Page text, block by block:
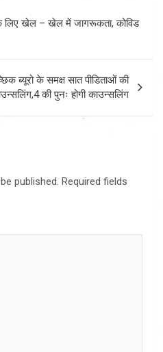
लिए खेल – खेल में जागरूकता, कोविड
ब्यूरो के समक्ष सात पीडिताओं की
की पुनः होगी काउन्सलिंग
published. Required fields